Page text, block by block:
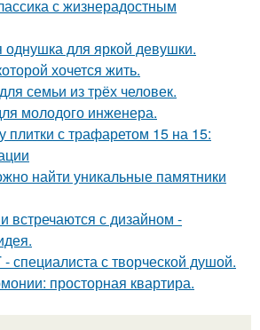
с жизнерадостным
для яркой девушки.
хочется жить.
семьи из трёх человек.
молодого инженера.
плитки с трафаретом 15 на 15:
найти уникальные памятники
встречаются с дизайном -
специалиста с творческой душой.
просторная квартира.